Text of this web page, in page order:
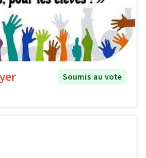
Soumis au vote